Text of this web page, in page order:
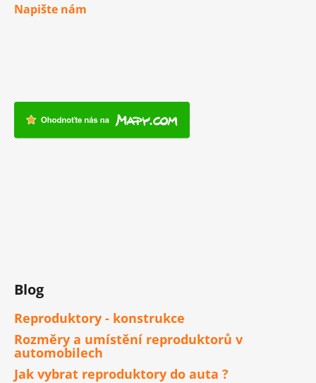
Napište nám
Blog
Reproduktory - konstrukce
Rozměry a umístění reproduktorů v
automobilech
Jak vybrat reproduktory do auta ?